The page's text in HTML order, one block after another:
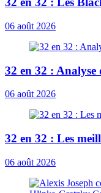
06 août 2026
32 en 32 : Analyse
06 août 2026
32 en 32 : Les
06 août 2026